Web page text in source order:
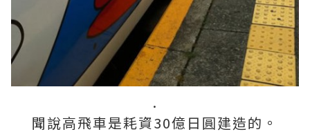
.
聞說高飛車是耗資30億日圓建造的。